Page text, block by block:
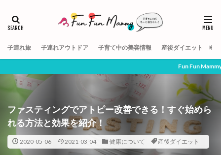
子連れ旅 子連れアウトドア 子育て中の美容情報 産後ダイエット
Fun Fun Mammyでは、子育てママが
ファスティングでアトピー改善できる！すぐ始めら
れる方法と効果を紹介！
2020-05-06 2021-03-04 健康について 産後ダイエット